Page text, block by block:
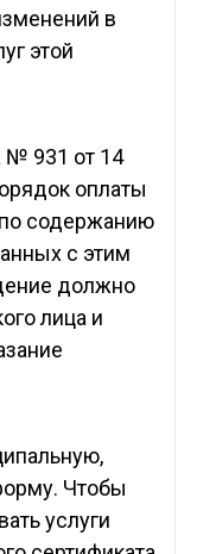
в
этой
№ 931 от 14
оплаты
содержанию
с этим
должно
лица и
Чтобы
услуги